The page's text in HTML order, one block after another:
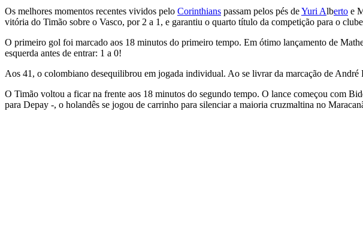
Os melhores momentos recentes vividos pelo Corinthians passam pelos pés deYuri Alberto e
vitória do Timão sobre o Vasco, por 2 a 1, e garantiu o quarto título da competição para o
O primeiro gol foi marcado aos 18 minutos do primeiro tempo. Em ótimo lançamento de
esquerda antes de entrar: 1 a 0!
Aos 41, o colombiano desequilibrou em jogada individual. Ao se livrar da marcação de André
O Timão voltou a ficar na frente aos 18 minutos do segundo tempo. O lance começou com
para Depay -, o holandês se jogou de carrinho para silenciar a maioria cruzmaltina no